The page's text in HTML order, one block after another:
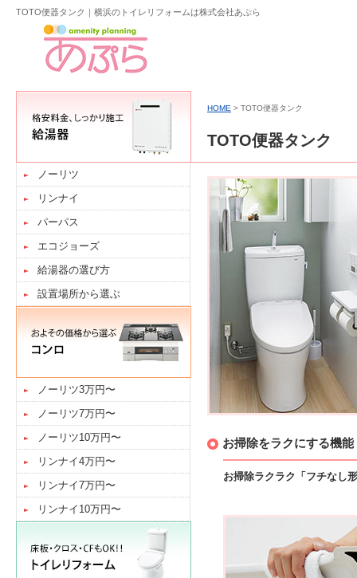
TOTO便器タンク｜横浜のトイレリフォームは株式会社あぷら
ノーリツ
リンナイ
パーパス
エコジョーズ
給湯器の選び方
設置場所から選ぶ
ノーリツ3万円〜
ノーリツ7万円〜
ノーリツ10万円〜
リンナイ4万円〜
リンナイ7万円〜
リンナイ10万円〜
HOME > TOTO便器タンク
TOTO便器タンク
お掃除をラクにする機能
お掃除ラクラク「フチなし